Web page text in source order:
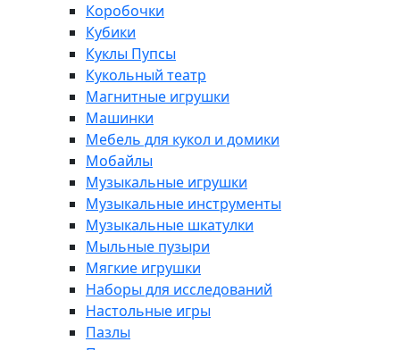
Коробочки
Кубики
Куклы Пупсы
Кукольный театр
Магнитные игрушки
Машинки
Мебель для кукол и домики
Мобайлы
Музыкальные игрушки
Музыкальные инструменты
Музыкальные шкатулки
Мыльные пузыри
Мягкие игрушки
Наборы для исследований
Настольные игры
Пазлы